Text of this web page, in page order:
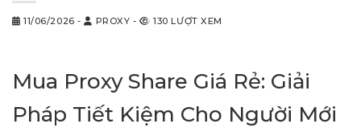
11/06/2026 - PROXY - 130 LƯỢT XEM
Mua Proxy Share Giá Rẻ: Giải
Pháp Tiết Kiệm Cho Người Mới